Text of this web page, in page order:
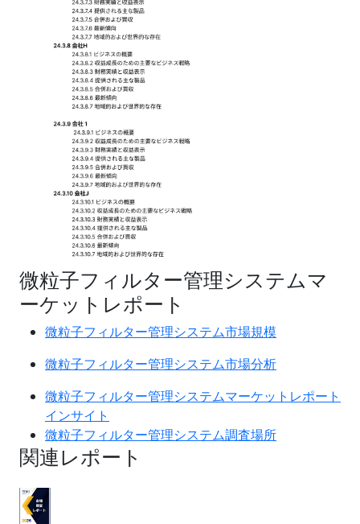
微粒子フィルター管理システムマ
ーケットレポート
微粒子フィルター管理システム市場規模
微粒子フィルター管理システム市場分析
微粒子フィルター管理システムマーケットレポート
インサイト
微粒子フィルター管理システム調査場所
関連レポート